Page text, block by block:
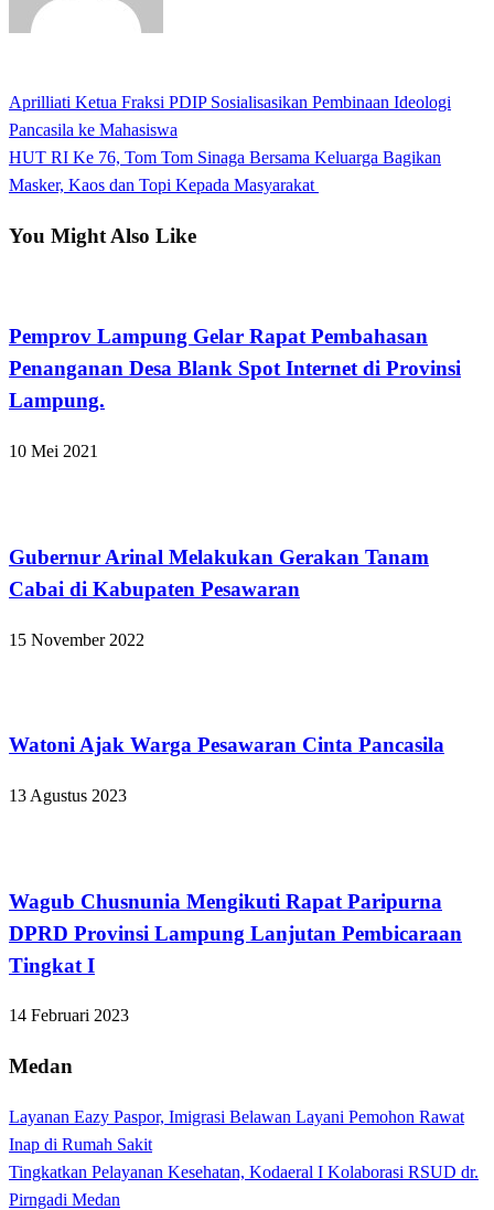
Navigasi
pos
Previous
Post
Aprilliati Ketua Fraksi PDIP Sosialisasikan Pembinaan Ideologi
Pancasila ke Mahasiswa
Next
Post
HUT RI Ke 76, Tom Tom Sinaga Bersama Keluarga Bagikan
Masker, Kaos dan Topi Kepada Masyarakat
You Might Also Like
Pemprov Lampung Gelar Rapat Pembahasan
Penanganan Desa Blank Spot Internet di Provinsi
Lampung.
10 Mei 2021
Gubernur Arinal Melakukan Gerakan Tanam
Cabai di Kabupaten Pesawaran
15 November 2022
Watoni Ajak Warga Pesawaran Cinta Pancasila
13 Agustus 2023
Wagub Chusnunia Mengikuti Rapat Paripurna
DPRD Provinsi Lampung Lanjutan Pembicaraan
Tingkat I
14 Februari 2023
Medan
Layanan Eazy Paspor, Imigrasi Belawan Layani Pemohon Rawat
Inap di Rumah Sakit
Tingkatkan Pelayanan Kesehatan, Kodaeral I Kolaborasi RSUD dr.
Pirngadi Medan‎